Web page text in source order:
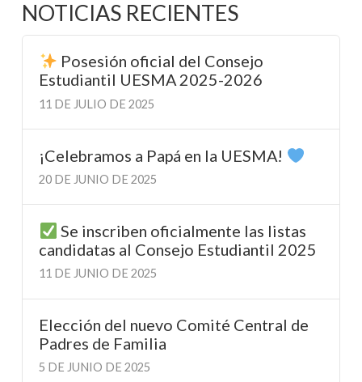
NOTICIAS RECIENTES
Posesión oficial del Consejo
Estudiantil UESMA 2025-2026
11 DE JULIO DE 2025
¡Celebramos a Papá en la UESMA!
20 DE JUNIO DE 2025
Se inscriben oficialmente las listas
candidatas al Consejo Estudiantil 2025
11 DE JUNIO DE 2025
Elección del nuevo Comité Central de
Padres de Familia
5 DE JUNIO DE 2025